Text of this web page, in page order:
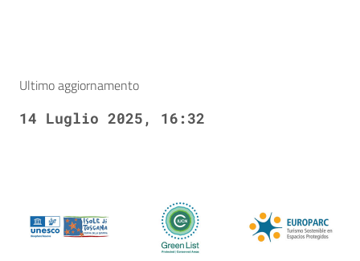
Ultimo aggiornamento
14 Luglio 2025, 16:32